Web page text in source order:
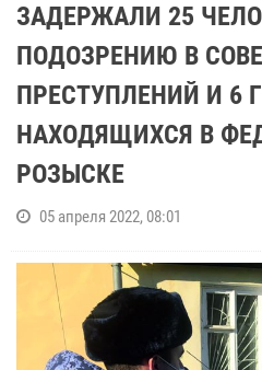
ЗАДЕРЖАЛИ 25
ПОДОЗРЕНИЮ В
ПРЕСТУПЛЕНИЙ И 6
НАХОДЯЩИХСЯ В
РОЗЫСКЕ
05 апреля 2022, 08:01